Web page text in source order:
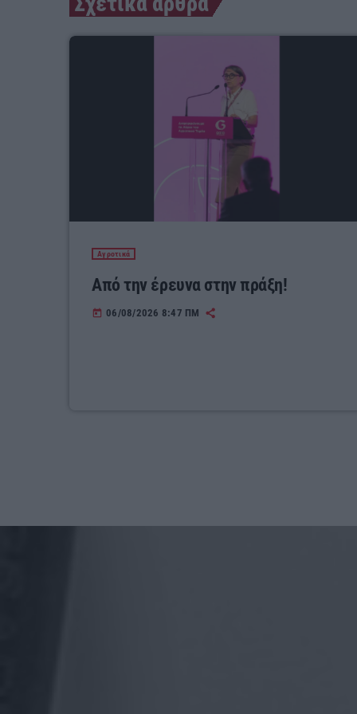
Αγροτικά
Από την έρευνα στην πράξη!
today 06/08/2026 8:47 ΠΜ